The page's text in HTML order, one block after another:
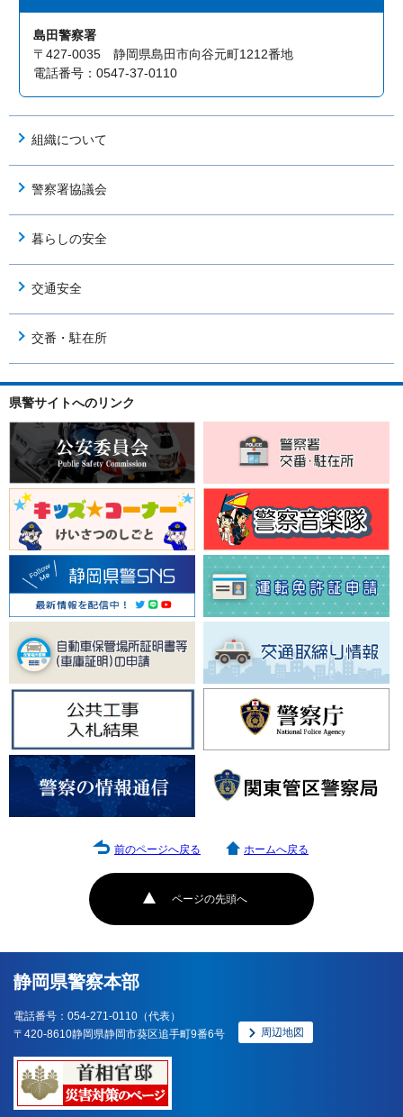
島田警察署
〒427-0035 静岡県島田市向谷元町1212番地
電話番号：0547-37-0110
組織について
警察署協議会
暮らしの安全
交通安全
交番・駐在所
県警サイトへのリンク
ページの先頭へ
前のページへ戻る ホームへ戻る
静岡県警察本部
電話番号：054-271-0110（代表）
〒420-8610静岡県静岡市葵区追手町9番6号
周辺地図